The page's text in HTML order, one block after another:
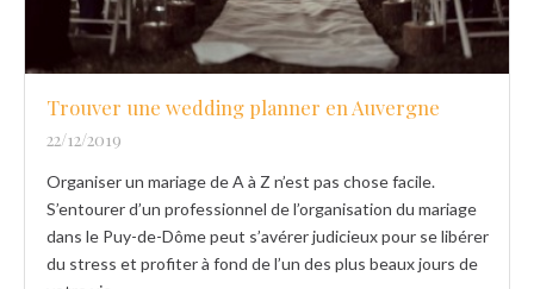
Trouver une wedding planner en Auvergne
22/12/2019
Organiser un mariage de A à Z n’est pas chose facile.
S’entourer d’un professionnel de l’organisation du mariage
dans le Puy-de-Dôme peut s’avérer judicieux pour se libérer
du stress et profiter à fond de l’un des plus beaux jours de